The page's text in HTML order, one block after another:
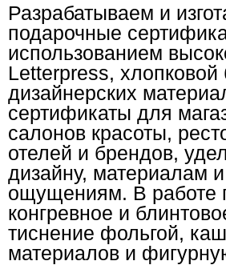
Разрабатываем и
подарочные
использованием
Letterpress, хлопковой
дизайнерских
сертификаты для
салонов красоты,
отелей и брендов,
дизайну, материалам
ощущениям. В работе
конгревное и
тиснение фольгой,
материалов и